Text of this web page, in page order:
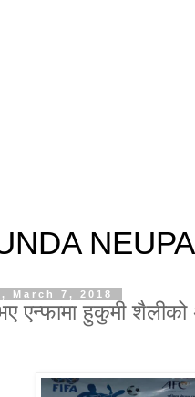
March 7, 2018
एन्फामा हुकुमी शैलीको